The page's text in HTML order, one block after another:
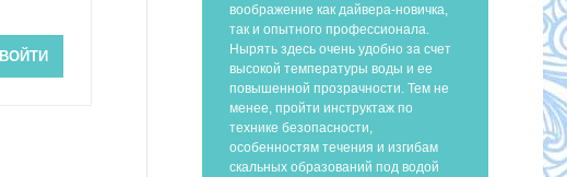
ВОЙТИ
воображение как дайвера-новичка,
так и опытного профессионала.
Нырять здесь очень удобно за счет
высокой температуры воды и ее
повышенной прозрачности. Тем не
менее, пройти инструктаж по
технике безопасности,
особенностям течения и изгибам
скальных образований под водой